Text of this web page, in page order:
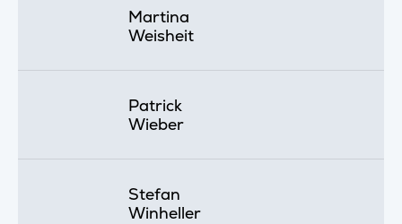
Martina
Weisheit
Patrick
Wieber
Stefan
Winheller